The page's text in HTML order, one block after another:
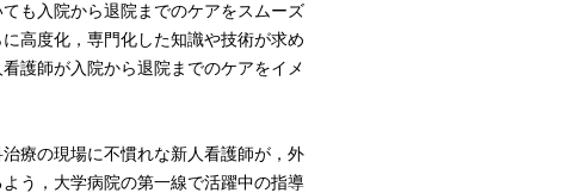
も入院から退院までのケアをスムーズ
高度化，専門化した知識や技術が求め
護師が入院から退院までのケアをイメ
療の現場に不慣れな新人看護師が，外
う，大学病院の第一線で活躍中の指導